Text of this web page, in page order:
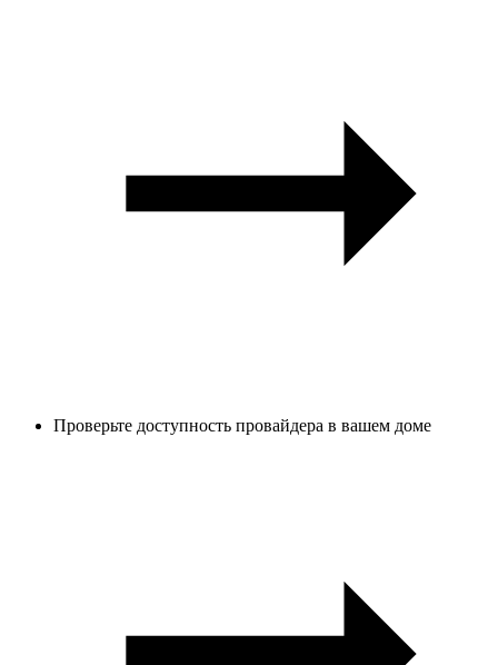
Проверьте доступность провайдера в вашем доме